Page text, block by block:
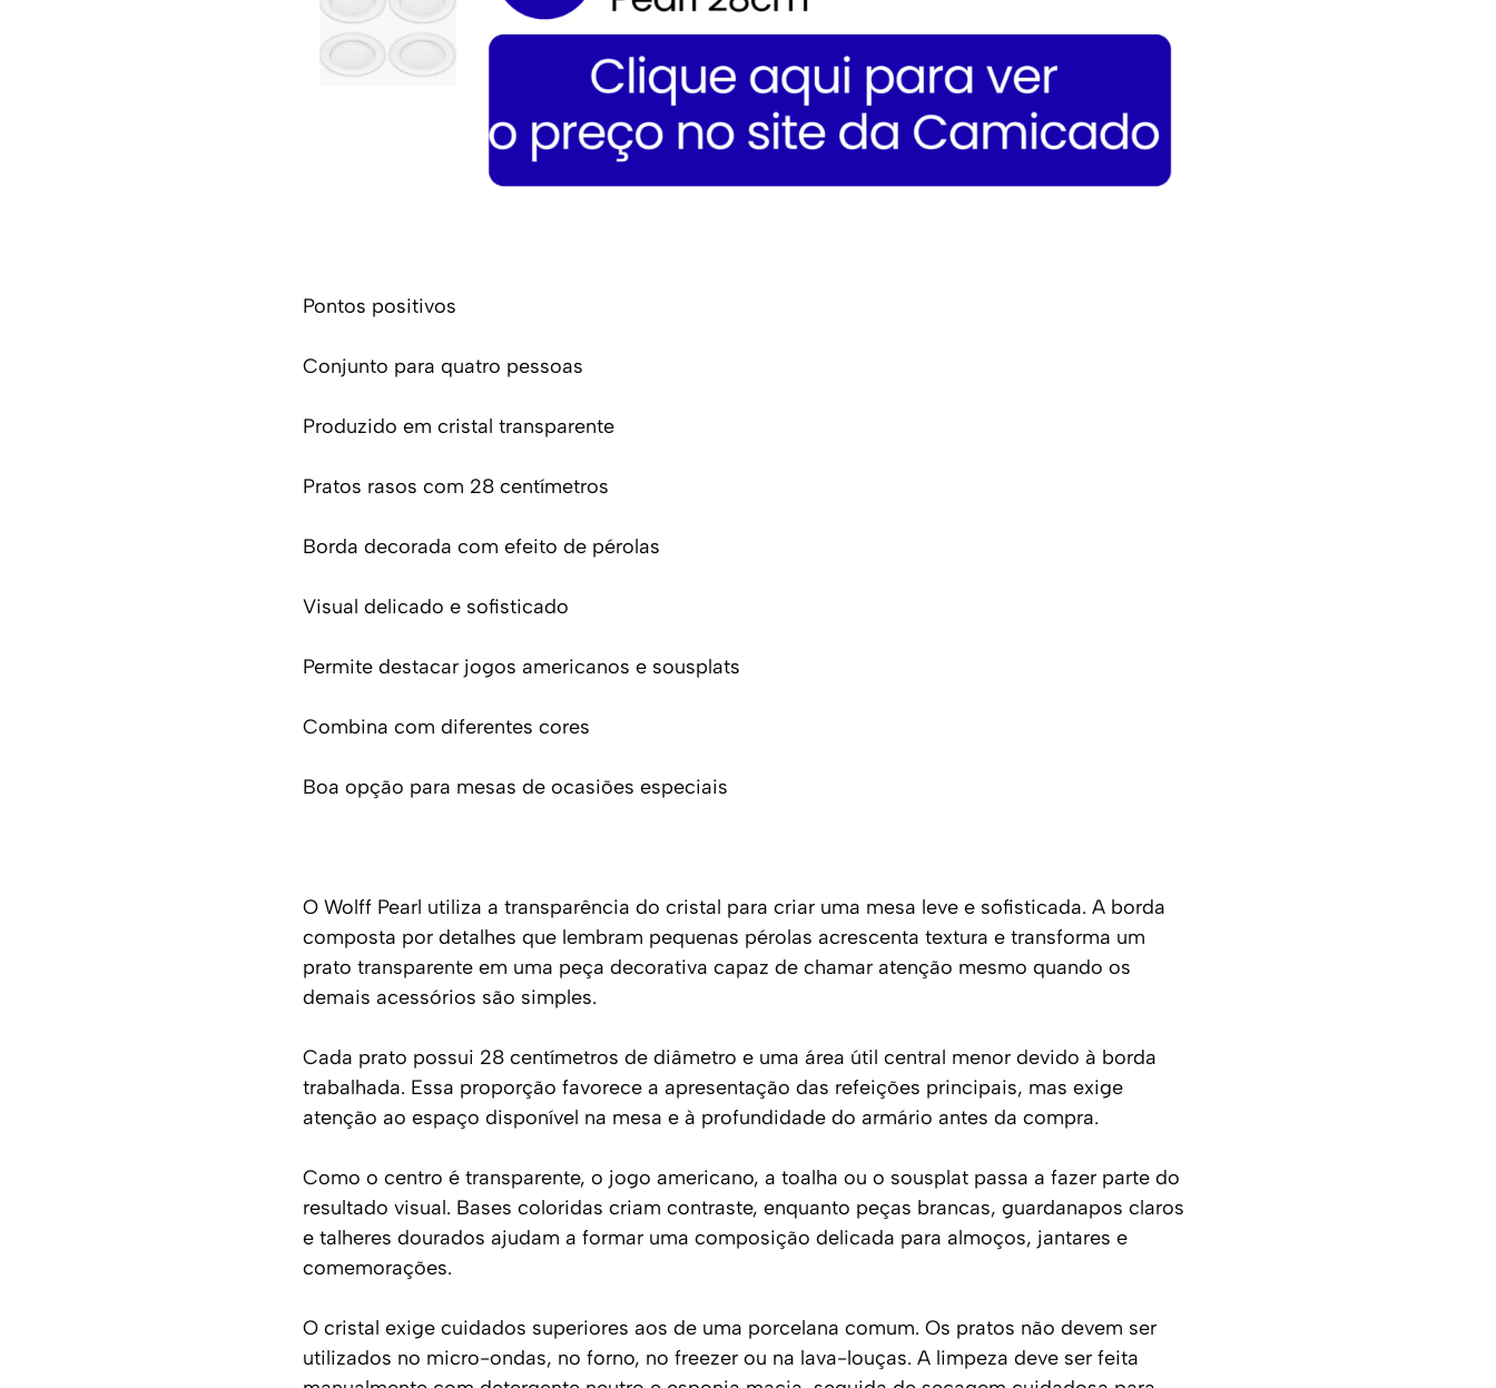
Pontos positivos
Conjunto para quatro pessoas
Produzido em cristal transparente
Pratos rasos com 28 centímetros
Borda decorada com efeito de pérolas
Visual delicado e sofisticado
Permite destacar jogos americanos e sousplats
Combina com diferentes cores
Boa opção para mesas de ocasiões especiais
O Wolff Pearl utiliza a transparência do cristal para criar uma mesa leve e sofisticada. A borda
composta por detalhes que lembram pequenas pérolas acrescenta textura e transforma um
prato transparente em uma peça decorativa capaz de chamar atenção mesmo quando os
demais acessórios são simples.
Cada prato possui 28 centímetros de diâmetro e uma área útil central menor devido à borda
trabalhada. Essa proporção favorece a apresentação das refeições principais, mas exige
atenção ao espaço disponível na mesa e à profundidade do armário antes da compra.
Como o centro é transparente, o jogo americano, a toalha ou o sousplat passa a fazer parte do
resultado visual. Bases coloridas criam contraste, enquanto peças brancas, guardanapos claros
e talheres dourados ajudam a formar uma composição delicada para almoços, jantares e
comemorações.
O cristal exige cuidados superiores aos de uma porcelana comum. Os pratos não devem ser
utilizados no micro-ondas, no forno, no freezer ou na lava-louças. A limpeza deve ser feita